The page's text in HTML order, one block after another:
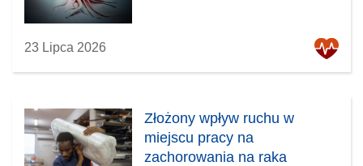
)
23 Lipca 2026
Złożony wpływ ruchu w
miejscu pracy na
zachorowania na raka